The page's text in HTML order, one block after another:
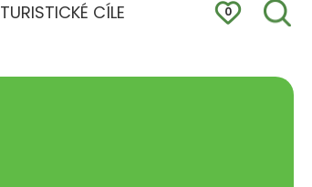
TURISTICKÉ CÍLE 0